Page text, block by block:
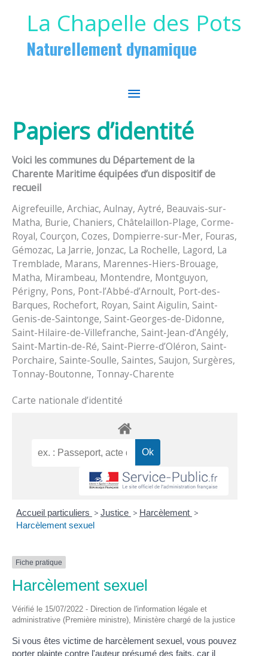
La Chapelle des Pots
Naturellement dynamique
MENU
PRINCIPAL
Papiers d’identité
Voici les communes du Département de la
Charente Maritime équipées d’un dispositif de
recueil
Aigrefeuille, Archiac, Aulnay, Aytré, Beauvais-sur-
Matha, Burie, Chaniers, Châtelaillon-Plage, Corme-
Royal, Courçon, Cozes, Dompierre-sur-Mer, Fouras,
Gémozac, La Jarrie, Jonzac, La Rochelle, Lagord, La
Tremblade, Marans, Marennes-Hiers-Brouage,
Matha, Mirambeau, Montendre, Montguyon,
Périgny, Pons, Pont-l’Abbé-d’Arnoult, Port-des-
Barques, Rochefort, Royan, Saint Aigulin, Saint-
Genis-de-Saintonge, Saint-Georges-de-Didonne,
Saint-Hilaire-de-Villefranche, Saint-Jean-d’Angély,
Saint-Martin-de-Ré, Saint-Pierre-d’Oléron, Saint-
Porchaire, Sainte-Soulle, Saintes, Saujon, Surgères,
Tonnay-Boutonne, Tonnay-Charente
Carte nationale d’identité
Accueil particuliers > Justice > Harcèlement >
Harcèlement sexuel
Fiche pratique
Harcèlement sexuel
Vérifié le 15/07/2022 - Direction de l'information légale et
administrative (Première ministre), Ministère chargé de la justice
Si vous êtes victime de harcèlement sexuel, vous pouvez
porter plainte contre l'auteur présumé des faits, car il